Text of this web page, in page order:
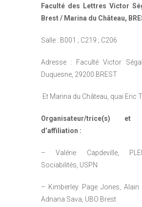
Faculté des Lettres Victor
Brest / Marina du Château,
Salle : B001 ; C219 ; C206
Adresse : Faculté Victor
Duquesne, 29200 BREST
Et Marina du Château, quai Eric
Organisateur/trice(s) et
d’affiliation :
– Valérie Capdeville,
Sociabilités, USPN
– Kimberley Page Jones, Alain
Adnana Sava, UBO Brest